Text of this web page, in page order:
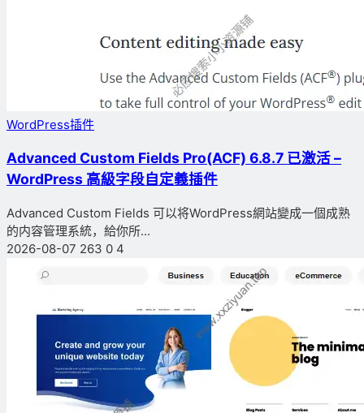
WordPress插件
Advanced Custom Fields Pro(ACF) 6.8.7 已激活 –
WordPress 高級字段自定義插件
Advanced Custom Fields 可以将WordPress網站變成一個成熟
的内容管理系統，給你所...
2026-08-07 263 0 4